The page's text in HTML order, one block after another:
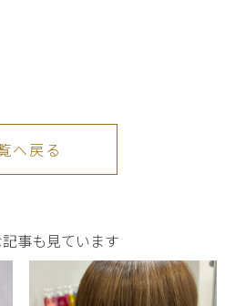
へ戻る
事も見ています